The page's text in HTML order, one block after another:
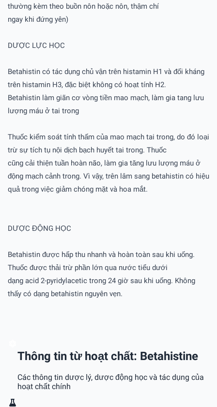
thường kèm theo buồn nôn hoặc nôn, thậm chí
ngay khi đứng yên)
DƯỢC LỰC HỌC
Betahistin có tác dụng chủ vận trên histamin H1 và đối kháng
trên histamin H3, đặc biệt không có hoạt tính H2.
Betahistin làm giãn cơ vòng tiền mao mạch, làm gia tang lưu
lượng máu ở tai trong
Thuốc kiểm soát tính thấm của mao mạch tai trong, do đó loại
trừ sự tích tụ nội dịch bạch huyết tai trong. Thuốc
cũng cải thiện tuần hoàn não, làm gia tăng lưu lượng máu ở
động mạch cảnh trong. Vì vậy, trên lâm sang betahistin có hiệu
quả trong việc giảm chóng mặt và hoa mắt.
DƯỢC ĐỘNG HỌC
Betahistin được hấp thu nhanh và hoàn toàn sau khi uống.
Thuốc được thải trừ phần lớn qua nước tiểu dưới
dạng acid 2-pyridylacetic trong 24 giờ sau khi uống. Không
thấy có dạng betahistin nguyên vẹn.
Thông tin từ hoạt chất: Betahistine
Các thông tin dược lý, dược động học và tác dụng của
hoạt chất chính